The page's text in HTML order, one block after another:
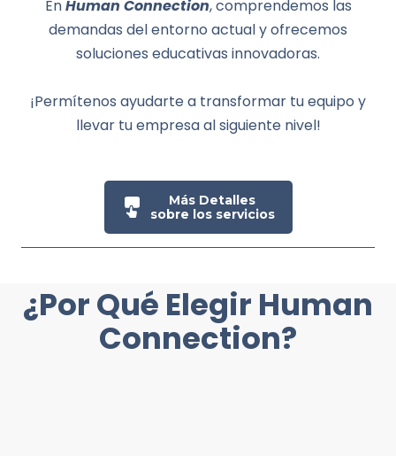
EnHuman Connection, comprendemos las
demandas del entorno actual y ofrecemos
soluciones educativas innovadoras.
¡Permítenos ayudarte a transformar tu equipo y
llevar tu empresa al siguiente nivel!
Más Detalles
sobre los servicios
¿Por Qué Elegir Human
Connection?